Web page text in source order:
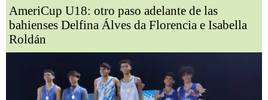
AmeriCup U18: otro paso adelante de las
bahienses Delfina Álves da Florencia e Isabella
Roldán